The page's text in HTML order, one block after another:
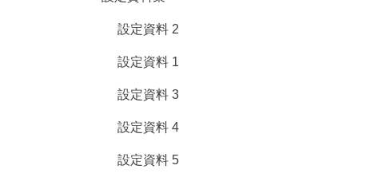
設定資料 2
設定資料 1
設定資料 3
設定資料 4
設定資料 5